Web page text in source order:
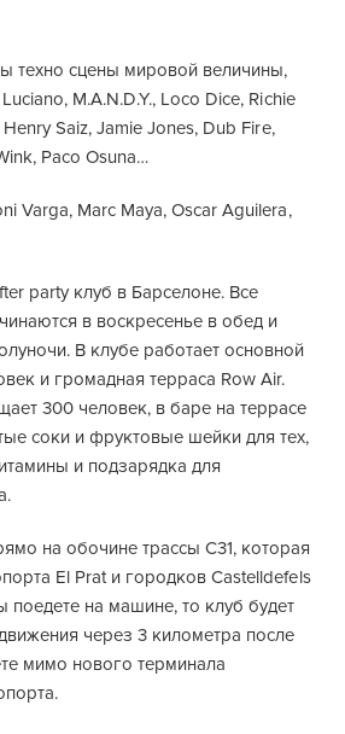
техно сцены мировой величины,
M.A.N.D.Y., Loco Dice, Richie
Saiz, Jamie Jones, Dub Fire,
Paco Osuna…
Varga, Marc Maya, Oscar Aguilera,
party клуб в Барселоне. Все
в воскресенье в обед и
В клубе работает основной
и громадная терраса Row Air.
300 человек, в баре на террасе
соки и фруктовые шейки для тех,
и подзарядка для
на обочине трассы С31, которая
El Prat и городков Castelldefels
поедете на машине, то клуб будет
через 3 километра после
мимо нового терминала